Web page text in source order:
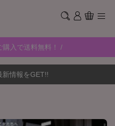
購入で送料無料！ /
新情報をGET!!